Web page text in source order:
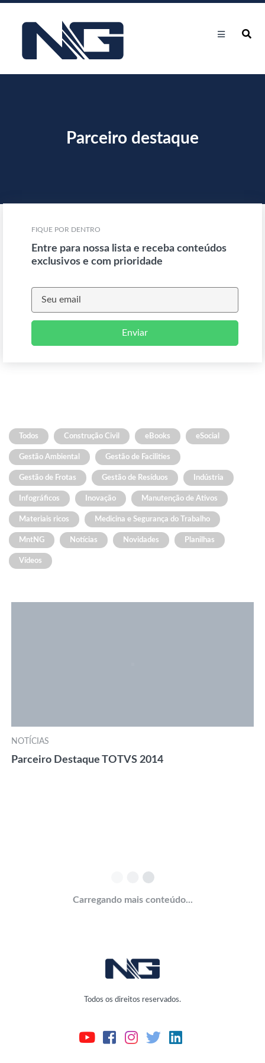
Parceiro destaque
FIQUE POR DENTRO
Entre para nossa lista e receba conteúdos
exclusivos e com prioridade
Enviar
Todos Construção Civil eBooks eSocial
Gestão Ambiental Gestão de Facilities
Gestão de Frotas Gestão de Resíduos Indústria
Infográficos Inovação Manutenção de Ativos
Materiais ricos Medicina e Segurança do Trabalho
MntNG Notícias Novidades Planilhas
Vídeos
NOTÍCIAS
Parceiro Destaque TOTVS 2014
Carregando mais conteúdo...
Todos os direitos reservados.